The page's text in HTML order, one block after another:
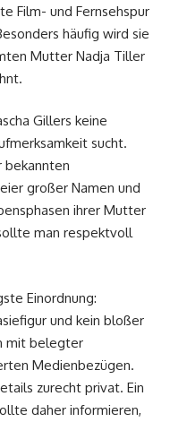
Film- und Fernsehspur
häufig wird sie
Mutter Nadja Tiller
Gillers keine
sucht.
bekannten
großer Namen und
ihrer Mutter
man respektvoll
Einordnung:
und kein bloßer
mit belegter
Medienbezügen.
zurecht privat. Ein
daher informieren,